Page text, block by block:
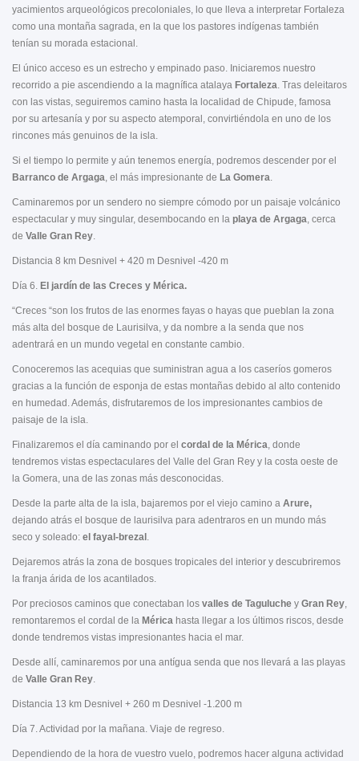
yacimientos arqueológicos precoloniales, lo que lleva a interpretar Fortaleza
como una montaña sagrada, en la que los pastores indígenas también
tenían su morada estacional.
El único acceso es un estrecho y empinado paso. Iniciaremos nuestro
recorrido a pie ascendiendo a la magnífica atalaya Fortaleza. Tras deleitaros
con las vistas, seguiremos camino hasta la localidad de Chipude, famosa
por su artesanía y por su aspecto atemporal, convirtiéndola en uno de los
rincones más genuinos de la isla.
Si el tiempo lo permite y aún tenemos energía, podremos descender por el
Barranco de Argaga, el más impresionante de La Gomera.
Caminaremos por un sendero no siempre cómodo por un paisaje volcánico
espectacular y muy singular, desembocando en la playa de Argaga, cerca
de Valle Gran Rey.
Distancia 8 km Desnivel + 420 m Desnivel -420 m
Día 6. El jardín de las Creces y Mérica.
“Creces “son los frutos de las enormes fayas o hayas que pueblan la zona
más alta del bosque de Laurisilva, y da nombre a la senda que nos
adentrará en un mundo vegetal en constante cambio.
Conoceremos las acequias que suministran agua a los caseríos gomeros
gracias a la función de esponja de estas montañas debido al alto contenido
en humedad. Además, disfrutaremos de los impresionantes cambios de
paisaje de la isla.
Finalizaremos el día caminando por el cordal de la Mérica, donde
tendremos vistas espectaculares del Valle del Gran Rey y la costa oeste de
la Gomera, una de las zonas más desconocidas.
Desde la parte alta de la isla, bajaremos por el viejo camino a Arure,
dejando atrás el bosque de laurisilva para adentraros en un mundo más
seco y soleado: el fayal-brezal .
Dejaremos atrás la zona de bosques tropicales del interior y descubriremos
la franja árida de los acantilados.
Por preciosos caminos que conectaban los valles de Taguluche y Gran Rey,
remontaremos el cordal de la Mérica hasta llegar a los últimos riscos, desde
donde tendremos vistas impresionantes hacia el mar.
Desde allí, caminaremos por una antígua senda que nos llevará a las playas
de Valle Gran Rey.
Distancia 13 km Desnivel + 260 m Desnivel -1.200 m
Día 7. Actividad por la mañana. Viaje de regreso.
Dependiendo de la hora de vuestro vuelo, podremos hacer alguna actividad